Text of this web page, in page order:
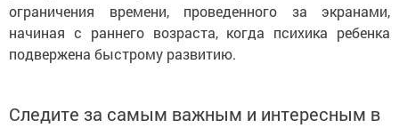
ограничения времени, проведенного за экранами,
начиная с раннего возраста, когда психика ребенка
подвержена быстрому развитию.
Следите за самым важным и интересным в